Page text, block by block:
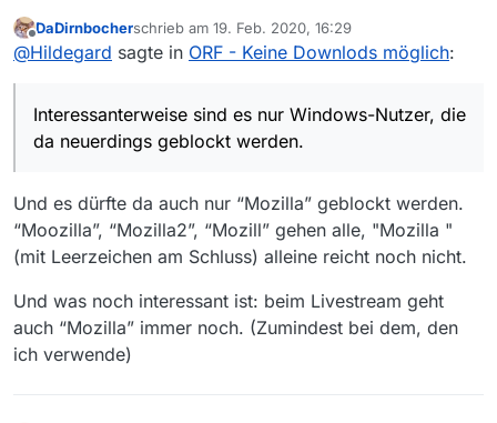
Der User Agent “Mozilla” wird seit gestern
problemlos.
Interessanterweise sind es nur Windows-Nutzer, die
da neuerdings geblockt werden.
Offline
DaDirnbocherschrieb am 19. Feb. 2020, 16:29
zuletzt editiert von
@Hildegard sagte in ORF - Keine Downlods möglich:
Interessanterweise sind es nur Windows-Nutzer, die
da neuerdings geblockt werden.
Und es dürfte da auch nur “Mozilla” geblockt werden.
“Moozilla”, “Mozilla2”, “Mozill” gehen alle, "Mozilla "
(mit Leerzeichen am Schluss) alleine reicht noch nicht.
Und was noch interessant ist: beim Livestream geht
auch “Mozilla” immer noch. (Zumindest bei dem, den
ich verwende)